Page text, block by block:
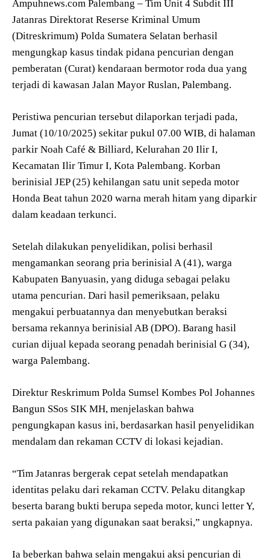
Ampuhnews.com Palembang – Tim Unit 4 Subdit III
Jatanras Direktorat Reserse Kriminal Umum
(Ditreskrimum) Polda Sumatera Selatan berhasil
mengungkap kasus tindak pidana pencurian dengan
pemberatan (Curat) kendaraan bermotor roda dua yang
terjadi di kawasan Jalan Mayor Ruslan, Palembang.
Peristiwa pencurian tersebut dilaporkan terjadi pada,
Jumat (10/10/2025) sekitar pukul 07.00 WIB, di halaman
parkir Noah Café & Billiard, Kelurahan 20 Ilir I,
Kecamatan Ilir Timur I, Kota Palembang. Korban
berinisial JEP (25) kehilangan satu unit sepeda motor
Honda Beat tahun 2020 warna merah hitam yang diparkir
dalam keadaan terkunci.
Setelah dilakukan penyelidikan, polisi berhasil
mengamankan seorang pria berinisial A (41), warga
Kabupaten Banyuasin, yang diduga sebagai pelaku
utama pencurian. Dari hasil pemeriksaan, pelaku
mengakui perbuatannya dan menyebutkan beraksi
bersama rekannya berinisial AB (DPO). Barang hasil
curian dijual kepada seorang penadah berinisial G (34),
warga Palembang.
Direktur Reskrimum Polda Sumsel Kombes Pol Johannes
Bangun SSos SIK MH, menjelaskan bahwa
pengungkapan kasus ini, berdasarkan hasil penyelidikan
mendalam dan rekaman CCTV di lokasi kejadian.
“Tim Jatanras bergerak cepat setelah mendapatkan
identitas pelaku dari rekaman CCTV. Pelaku ditangkap
beserta barang bukti berupa sepeda motor, kunci letter Y,
serta pakaian yang digunakan saat beraksi,” ungkapnya.
Ia beberkan bahwa selain mengakui aksi pencurian di